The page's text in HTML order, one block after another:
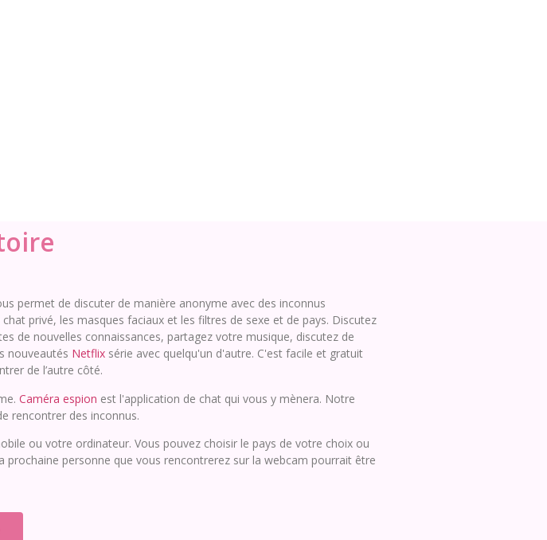
permet de discuter de manière anonyme avec des inconnus
privé, les masques faciaux et les filtres de sexe et de pays. Discutez
de nouvelles connaissances, partagez votre musique, discutez de
nouveautés Netflix série avec quelqu'un d'autre. C'est facile et gratuit
de l’autre côté.
Caméra espion est l'application de chat qui vous y mènera. Notre
rencontrer des inconnus.
ou votre ordinateur. Vous pouvez choisir le pays de votre choix ou
personne que vous rencontrerez sur la webcam pourrait être